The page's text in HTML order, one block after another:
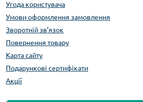
Угода користувача
Умови оформлення замовлення
Зворотній зв’язок
Повернення товару
Карта сайту
Подарункові сертифікати
Акції